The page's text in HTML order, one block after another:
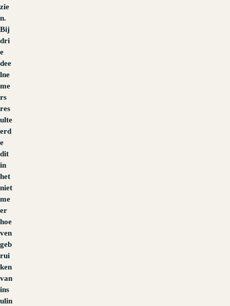
zie
n.
Bij
dri
e
dee
lne
me
rs
res
ulte
erd
e
dit
in
het
niet
me
er
hoe
ven
geb
rui
ken
van
ins
ulin